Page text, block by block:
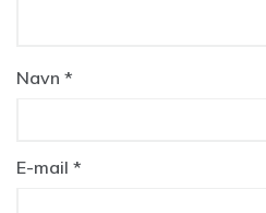
Navn *
E-mail *